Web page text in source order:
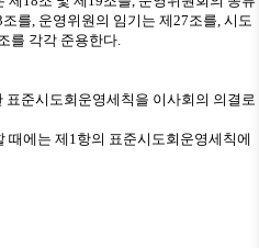
조를, 운영위원의 임기는 제27조를, 시도
를 각각 준용한다.
표준시도회운영세칙을 이사회의 의결로
때에는 제 1항의 표준시도회운영세칙에